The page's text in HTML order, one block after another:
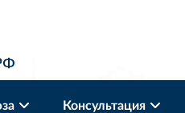
Консультация